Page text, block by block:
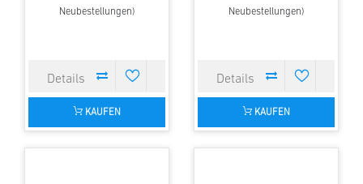
Neubestellungen)
KAUFEN
Neubestellungen)
KAUFEN